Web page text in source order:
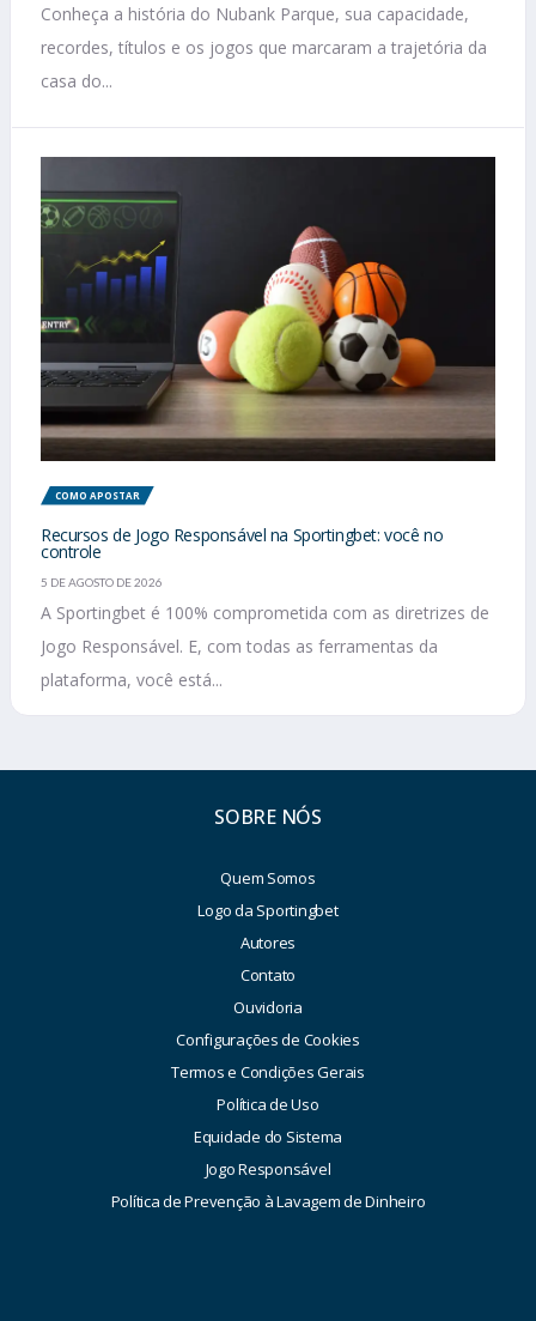
Conheça a história do Nubank Parque, sua capacidade,
recordes, títulos e os jogos que marcaram a trajetória da
casa do...
COMO APOSTAR
Recursos de Jogo Responsável na Sportingbet: você no
controle
5 DE AGOSTO DE 2026
A Sportingbet é 100% comprometida com as diretrizes de
Jogo Responsável. E, com todas as ferramentas da
plataforma, você está...
SOBRE NÓS
Quem Somos
Logo da Sportingbet
Autores
Contato
Ouvidoria
Configurações de Cookies
Termos e Condições Gerais
Política de Uso
Equidade do Sistema
Jogo Responsável
Política de Prevenção à Lavagem de Dinheiro